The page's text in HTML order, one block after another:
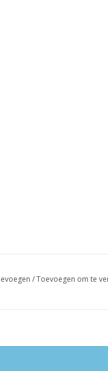
/Toevoegen om te